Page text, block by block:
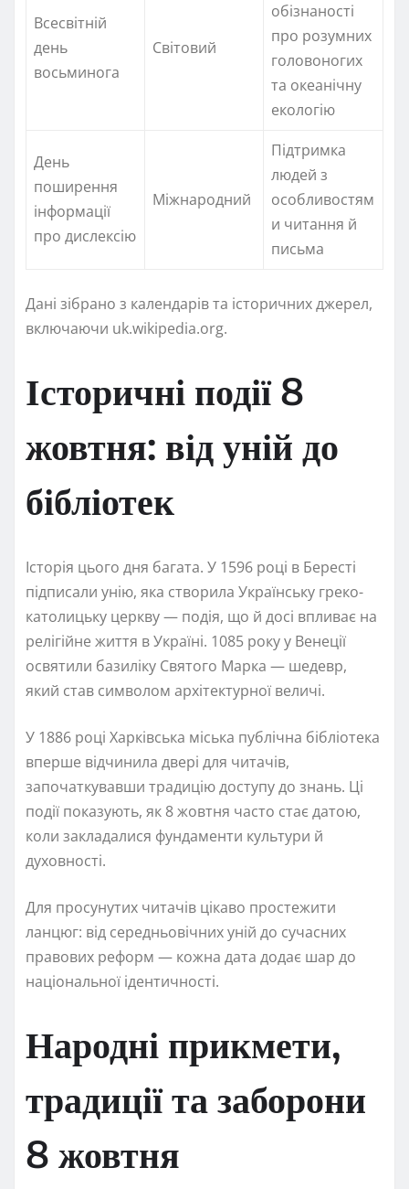
Всесвітній
день
восьминога
Світовий
обізнаності
про розумних
головоногих
та океанічну
екологію
День
поширення
інформації
про дислексію
Міжнародний
Підтримка
людей з
особливостям
и читання й
письма
Дані зібрано з календарів та історичних джерел,
включаючи uk.wikipedia.org.
Історичні події 8
жовтня: від уній до
бібліотек
Історія цього дня багата. У 1596 році в Бересті
підписали унію, яка створила Українську греко-
католицьку церкву — подія, що й досі впливає на
релігійне життя в Україні. 1085 року у Венеції
освятили базиліку Святого Марка — шедевр,
який став символом архітектурної величі.
У 1886 році Харківська міська публічна бібліотека
вперше відчинила двері для читачів,
започаткувавши традицію доступу до знань. Ці
події показують, як 8 жовтня часто стає датою,
коли закладалися фундаменти культури й
духовності.
Для просунутих читачів цікаво простежити
ланцюг: від середньовічних уній до сучасних
правових реформ — кожна дата додає шар до
національної ідентичності.
Народні прикмети,
традиції та заборони
8 жовтня